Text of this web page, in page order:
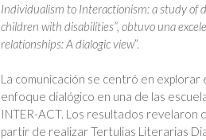
Individualism to Interactionism: a study of
children with disabilities”, obtuvo una
relationships: A dialogic view”.
La comunicación se centró en
enfoque dialógico en una de las
INTER-ACT. Los resultados
partir de realizar Tertulias Literarias